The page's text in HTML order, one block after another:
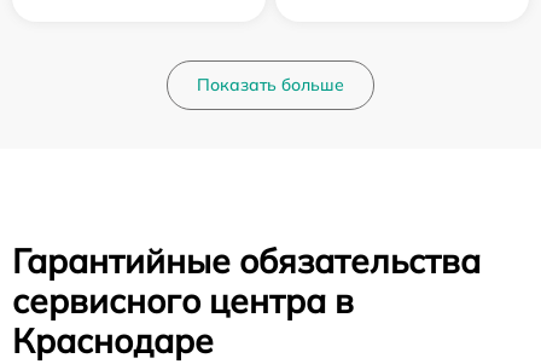
Показать больше
Гарантийные обязательства
сервисного центра в
Краснодаре